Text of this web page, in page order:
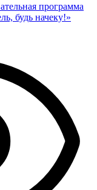
программа
будь начеку!»